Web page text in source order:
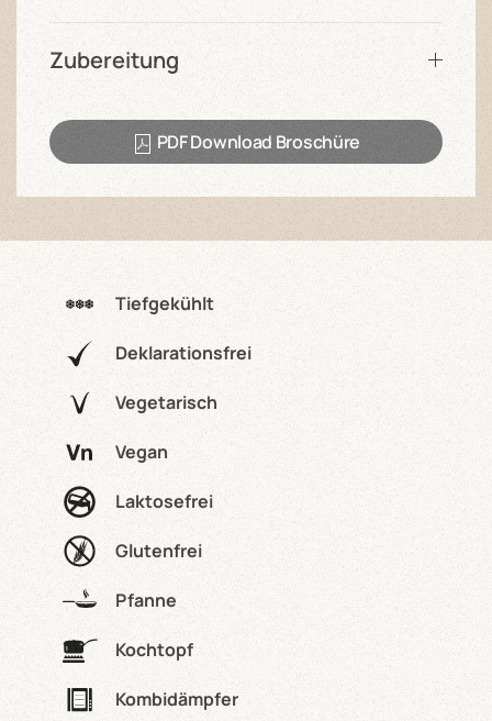
Zubereitung
PDF Download Broschüre
Tiefgekühlt
Deklarationsfrei
Vegetarisch
Vegan
Laktosefrei
Glutenfrei
Pfanne
Kochtopf
Kombidämpfer